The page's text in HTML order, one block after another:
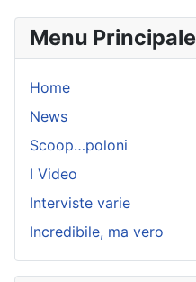
Menu Principale
Home
News
Scoop…poloni
I Video
Interviste varie
Incredibile, ma vero